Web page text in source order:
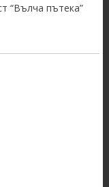
“Вълча пътека”